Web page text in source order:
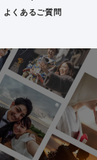
よくあるご質問